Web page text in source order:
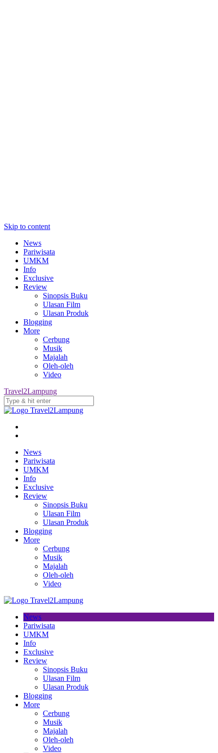
Skip to content
News
Pariwisata
UMKM
Info
Exclusive
Review
Sinopsis Buku
Ulasan Film
Ulasan Produk
Blogging
More
Cerbung
Musik
Majalah
Oleh-oleh
Video
Travel2Lampung
News
Pariwisata
UMKM
Info
Exclusive
Review
Sinopsis Buku
Ulasan Film
Ulasan Produk
Blogging
More
Cerbung
Musik
Majalah
Oleh-oleh
Video
News
Pariwisata
UMKM
Info
Exclusive
Review
Sinopsis Buku
Ulasan Film
Ulasan Produk
Blogging
More
Cerbung
Musik
Majalah
Oleh-oleh
Video